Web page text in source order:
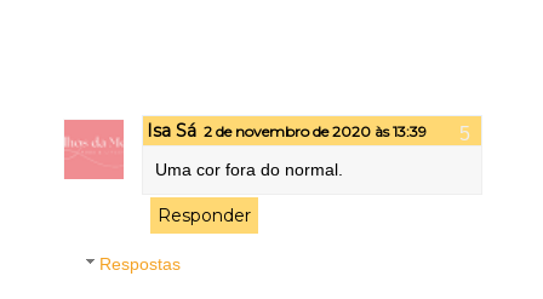
Isa Sá 2 de novembro de 2020 às 13:39
Uma cor fora do normal.
Responder
Respostas